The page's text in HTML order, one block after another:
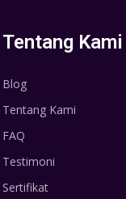
Tentang Kami
Blog
Tentang Kami
FAQ
Testimoni
Sertifikat